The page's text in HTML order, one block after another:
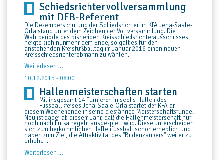
und
13.12.2015
Schiedsrichtervollversammlung
mit DFB-Referent
Die Dezemberschulung der Schiedsrichter im KFA Jena-Saale-
Orla stand unter dem Zeichen der Vollversammlung. Die
Wahlperiode des bisherigen Kreisschiedsrichterausschusses
neigte sich nunmehr dem Ende, so galt es für den
anstehenden Kreisfußballtag im Januar 2016 einen neuen
Kreisschiedsrichterobmann zu wählen.
Weiterlesen …
DFB-
10.12.2015 - 08:00
Hallenmeisterschaften starten
Mit insgesamt 14 Turnieren in sechs Hallen des
Fussballkreises Jena-Saale-Orla startet der KFA an
diesem Wochenende in seine diesjährige Meisterschaftsrunde.
Neu ist dabei ab diesem Jahr, daß die Hallenmeisterschaft nur
noch nach Futsalregeln ausgespielt wird. Diese unterscheiden
sich zum herkömmlichen Hallenfussball schon erheblich und
haben zum Ziel, die Attraktivität des "Budenzaubers" weiter zu
erhöhen.
Weiterlesen …